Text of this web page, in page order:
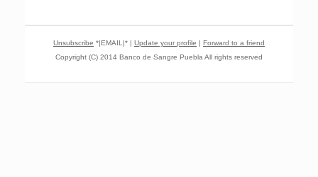
Unsubscribe *|EMAIL|* | Update your profile | Forward to a friend
Copyright (C) 2014 Banco de Sangre Puebla All rights reserved